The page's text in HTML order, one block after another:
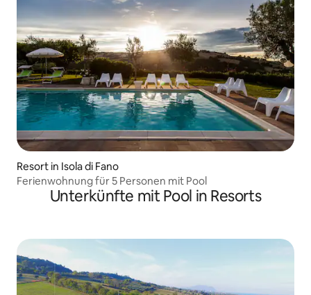
Resort in Isola di Fano
Ferienwohnung für 5 Personen mit Pool
Unterkünfte mit Pool in Resorts